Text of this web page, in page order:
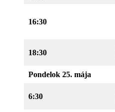
16:30
18:30
Pondelok 25. mája
6:30